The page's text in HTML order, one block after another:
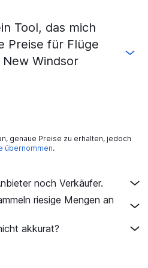
Liberty International
nach Newark Liberty
York La Guardia
York La Guardia
Newark Liberty International
York–John F. Kennedy
Liberty International
Liberty International
York–John F. Kennedy
York–John F. Kennedy
Tool, das mich
Preise für Flüge
Windsor
genaue Preise zu erhalten, jedoch
übernommen.
noch Verkäufer.
riesige Mengen an
akkurat?